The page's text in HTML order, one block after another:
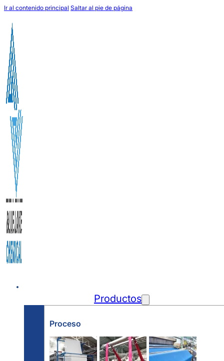
Ir al contenido principal Saltar al pie de página
Productos
Proceso